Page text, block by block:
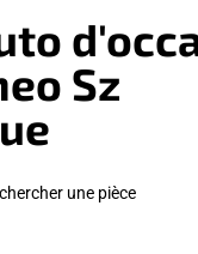
Sz
une pièce